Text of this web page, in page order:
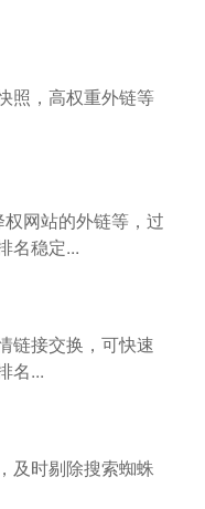
照，高权重外链等
网站的外链等，过
名稳定...
链接交换，可快速
名...
及时剔除搜索蜘蛛